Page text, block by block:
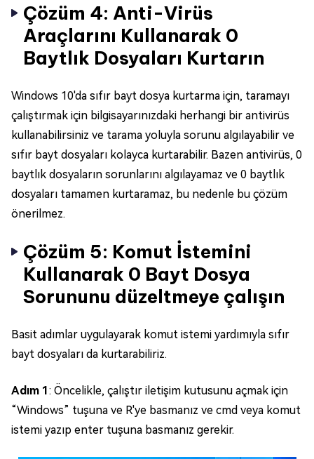
Çözüm 4: Anti-Virüs
Araçlarını Kullanarak 0
Baytlık Dosyaları Kurtarın
Windows 10'da sıfır bayt dosya kurtarma için, taramayı
çalıştırmak için bilgisayarınızdaki herhangi bir antivirüs
kullanabilirsiniz ve tarama yoluyla sorunu algılayabilir ve
sıfır bayt dosyaları kolayca kurtarabilir. Bazen antivirüs, 0
baytlık dosyaların sorunlarını algılayamaz ve 0 baytlık
dosyaları tamamen kurtaramaz, bu nedenle bu çözüm
önerilmez.
Çözüm 5: Komut İstemini
Kullanarak 0 Bayt Dosya
Sorununu düzeltmeye çalışın
Basit adımlar uygulayarak komut istemi yardımıyla sıfır
bayt dosyaları da kurtarabiliriz.
Adım 1: Öncelikle, çalıştır iletişim kutusunu açmak için
“Windows” tuşuna ve R'ye basmanız ve cmd veya komut
istemi yazıp enter tuşuna basmanız gerekir.